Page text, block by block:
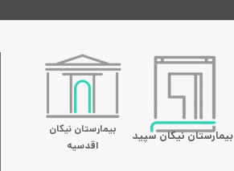
بیمارستان نیکان
اقدسیه
بیمارستان نیکان سپید